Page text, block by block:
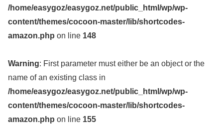
/home/easygoz/easygoz.net/public_html/wp/wp-
content/themes/cocoon-master/lib/shortcodes-
amazon.php on line 148
Warning: First parameter must either be an object or the
name of an existing class in
/home/easygoz/easygoz.net/public_html/wp/wp-
content/themes/cocoon-master/lib/shortcodes-
amazon.php on line 155